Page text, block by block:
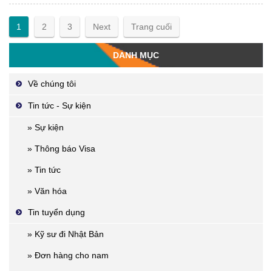
1 2 3 Next Trang cuối
DANH MỤC
Về chúng tôi
Tin tức - Sự kiện
» Sự kiện
» Thông báo Visa
» Tin tức
» Văn hóa
Tin tuyển dụng
» Kỹ sư đi Nhật Bản
» Đơn hàng cho nam